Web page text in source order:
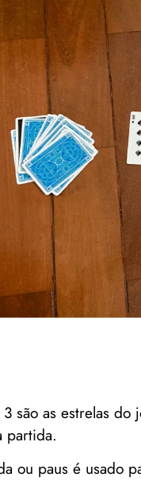
são as estrelas
partida.
ou paus é usado